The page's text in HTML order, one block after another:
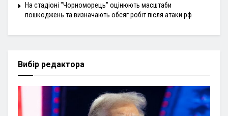
На стадіоні "Чорноморець" оцінюють масштаби
пошкоджень та визначають обсяг робіт після атаки рф
Вибір редактора